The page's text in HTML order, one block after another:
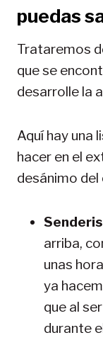
puedas
Trataremos
que se
desarrolle la
Aquí hay una
hacer en el
desánimo
arriba,
unas
ya
que al
durante